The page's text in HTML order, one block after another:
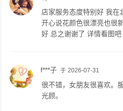
店家服务态度特别好 我在
开心说花颜色很漂亮也很
好 总之谢谢了 详情看图吧
f***子 于 2026-07-31
很不错，女朋友很喜欢。
光顾。